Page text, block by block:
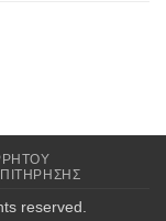
reserved.